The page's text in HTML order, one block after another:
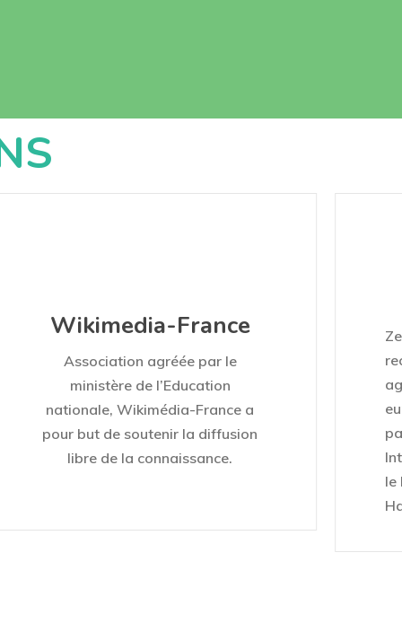
Wikimedia-France
Association agréée par le
ministère de l’Education
nationale, Wikimédia-France a
pour but de soutenir la diffusion
libre de la connaissance.
le